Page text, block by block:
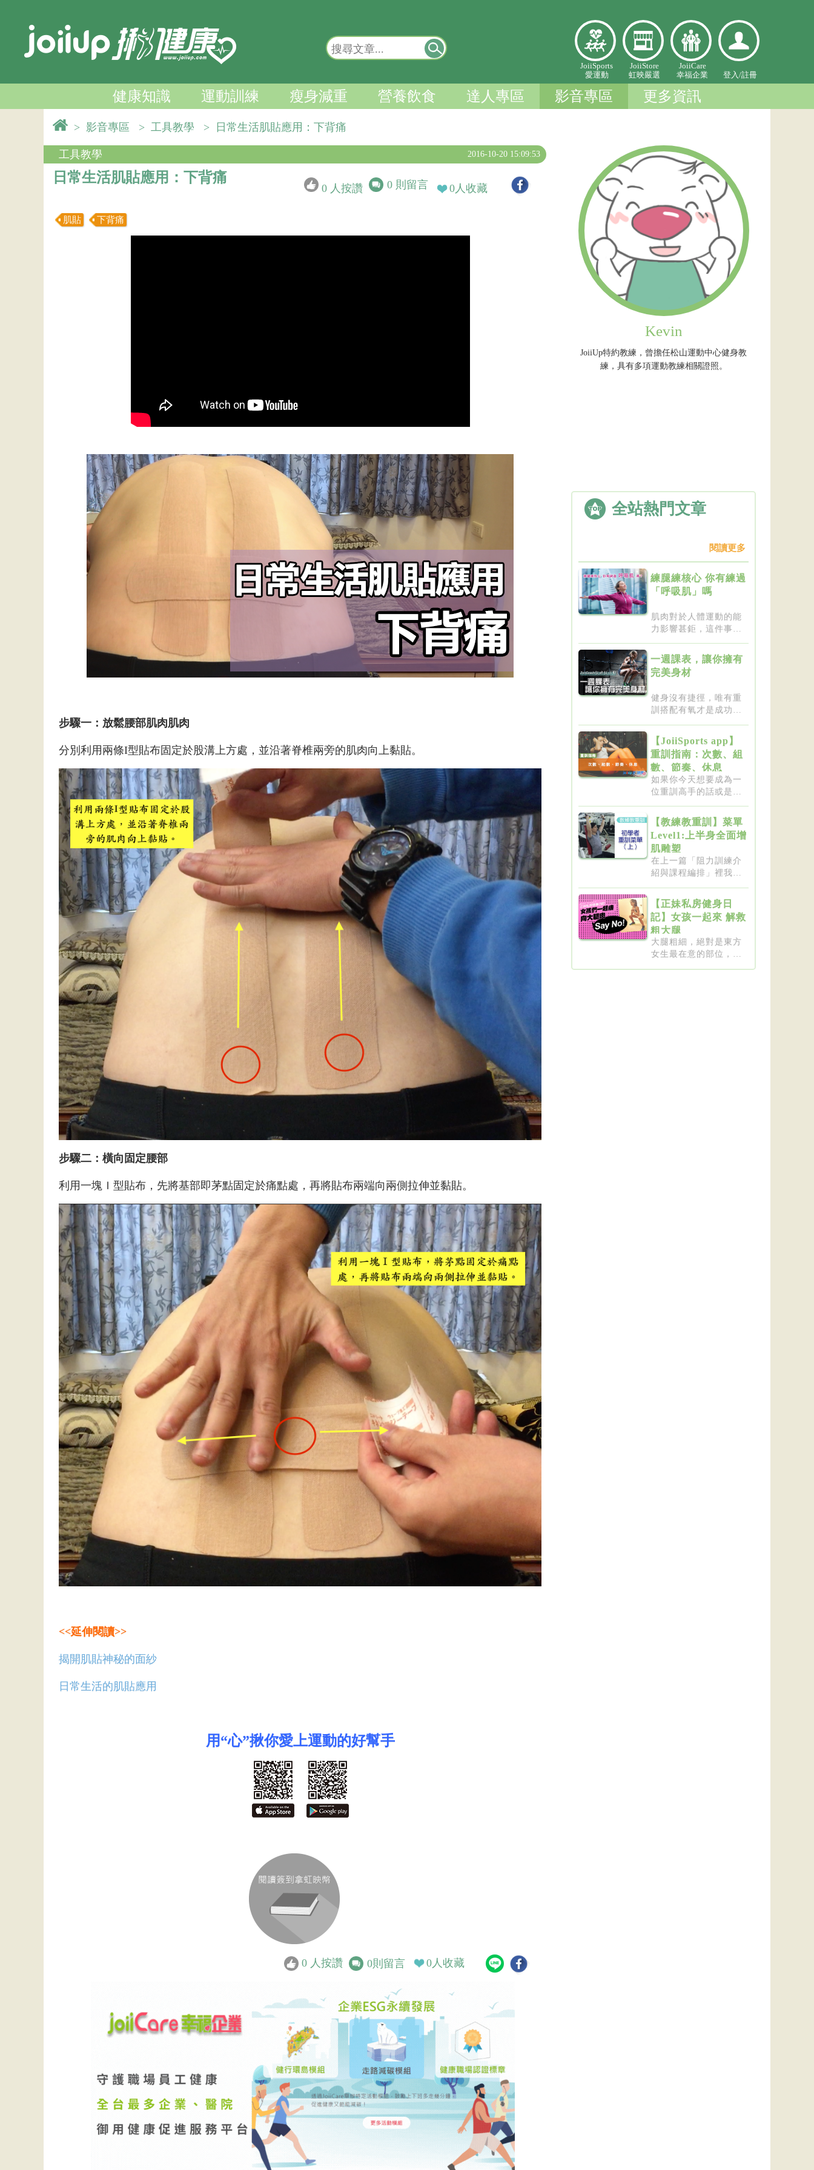
愛
運
動
虹映嚴
選
幸福企
業
人中心
JoiiSports
愛運動
JoiiStore
虹映嚴選
JoiiCare
幸福企業
登入/註冊
健康知識 運動訓練 瘦身減重 營養飲食 達人專區 影音專區 更多資訊
> 影音專區 > 工具教學 > 日常生活肌貼應用：下背痛
工具教學 2016-10-20 15:09:53
日常生活肌貼應用：下背痛
0 人按讚 0 則留言 0人收藏
肌貼 下背痛
步驟一：放鬆腰部肌肉肌肉
分別利用兩條I型貼布固定於股溝上方處，並沿著脊椎兩旁的肌肉向上黏貼。
步驟二：橫向固定腰部
利用一塊Ｉ型貼布，先將基部即茅點固定於痛點處，再將貼布兩端向兩側拉伸並黏貼。
<<延伸閱讀>>
揭開肌貼神秘的面紗
日常生活的肌貼應用
用“心”揪你愛上運動的好幫手
0 人按讚 0則留言 0人收藏
Kevin
JoiiUp特約教練，曾擔任松山運動中心健身教
練，具有多項運動教練相關證照。
全站熱門文章
閱讀更多
練腿練核心 你有練過
「呼吸肌」嗎
肌肉對於人體運動的能
力影響甚鉅，這件事一
一週課表，讓你擁有
完美身材
健身沒有捷徑，唯有重
訓搭配有氧才是成功的
【JoiiSports app】
重訓指南：次數、組
數、節奏、休息
如果你今天想要成為一
位重訓高手的話或是想
【教練教重訓】菜單
Level1:上半身全面增
肌雕塑
在上一篇「阻力訓練介
紹與課程編排」裡我們
【正妹私房健身日
記】女孩一起來 解救
粗大腿
大腿粗細，絕對是東方
女生最在意的部位，彷